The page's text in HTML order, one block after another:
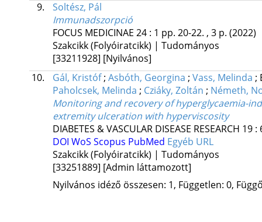
9.
Soltész, Pál
Immunadszorpció
FOCUS MEDICINAE 24: 1 pp. 20-22. , 3 p. (2022)
Szakcikk (Folyóiratcikk) | Tudományos
[33211928] [Nyilvános]
10.
Gál, Kristóf; Asbóth, Georgina ; Vass, Melinda ;
Paholcsek, Melinda ; Cziáky, Zoltán ; Németh,
Monitoring and recovery of hyperglycaemia-
extremity ulceration with hyperviscosity
DIABETES & VASCULAR DISEASE RESEARCH 19:
DOI WoS Scopus PubMed Egyéb URL
Szakcikk (Folyóiratcikk) | Tudományos
[33251889] [Admin láttamozott]
Nyilvános idéző összesen: 1, Független: 0,